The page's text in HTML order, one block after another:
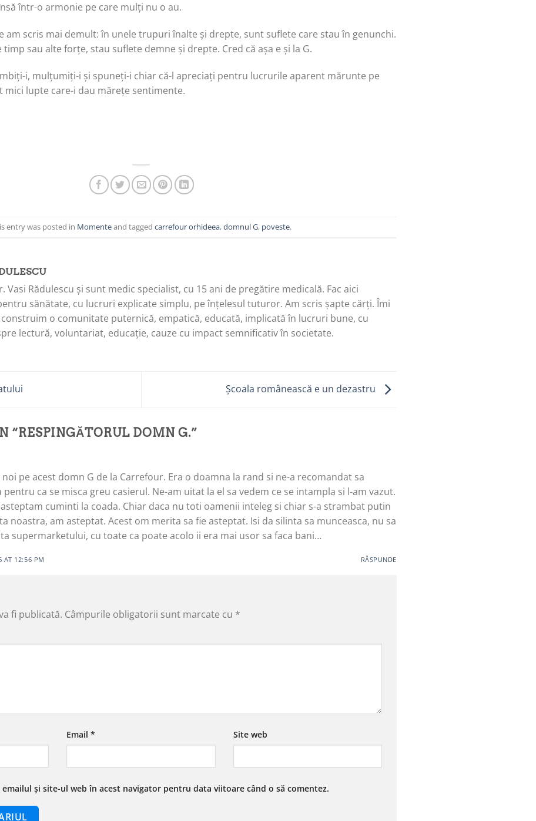
într-o armonie pe care mulți nu o au.
am scris mai demult:în unele trupuri înalte și drepte, sunt suflete care stau în genunchi.
sau alte forțe, stau suflete demne și drepte. Cred că așa e și la G.
i, mulțumiți-i și spuneți-i chiar că-l apreciați pentru lucrurile aparent mărunte pe
mici lupte care-i dau mărețe sentimente.
entry was posted in Momenteand tagged carrefour orhideea,domnul G, poveste.
Vasi Rădulescu și sunt medic specialist, cu 15 ani de pregătire medicală. Fac aici
sănătate, cu lucruri explicate simplu, pe înțelesul tuturor. Am scris șapte cărți. Îmi
o comunitate puternică, empatică, educată, implicată în lucruri bune, cu
lectură, voluntariat, educație, cauze cu impact semnificativ în societate.
Școala românească e un dezastru
“RESPINGĂTORUL DOMN G.”
pe acest domn G de la Carrefour. Era o doamna la rand si ne-a recomandat sa
pentru ca se misca greu casierul. Ne-am uitat la el sa vedem ce se intampla si l-am vazut.
cuminti la coada. Chiar daca nu toti oamenii inteleg si chiar s-a strambat putin
noastra, am asteptat. Acest om merita sa fie asteptat. Isi da silinta sa munceasca, nu sa
supermarketului, cu toate ca poate acolo ii era mai usor sa faca bani…
AT 12:56 PM RĂSPUNDE
fi publicată. Câmpurile obligatorii sunt marcate cu *
Email* Site web
emailul și site-ul web în acest navigator pentru data viitoare când o să comentez.